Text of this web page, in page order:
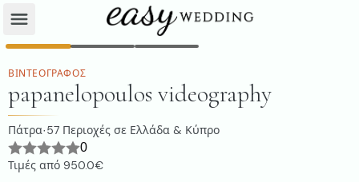
ΒΙΝΤΕΟΓΡΆΦΟΣ
papanelopoulos videography
Πάτρα·57 Περιοχές σε Ελλάδα & Κύπρο
0
Τιμές από 950.0€